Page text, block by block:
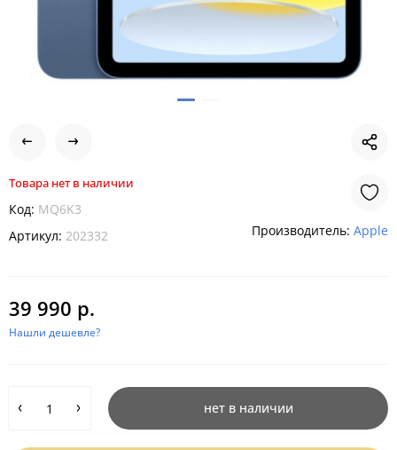
Товара нет в наличии
Код: MQ6K3
Артикул: 202332 Производитель: Apple
39 990 р.
Нашли дешевле?
нет в наличии